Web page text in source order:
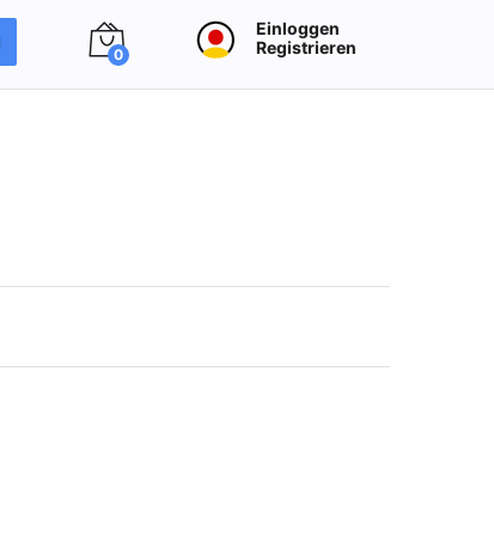
0
Einloggen
Registrieren